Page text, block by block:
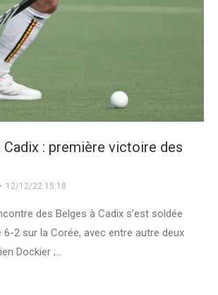
Cadix : première victoire des
12/12/22 15:18
des Belges à Cadix s’est soldée
6-2 sur la Corée, avec entre autre deux
Dockier ;…